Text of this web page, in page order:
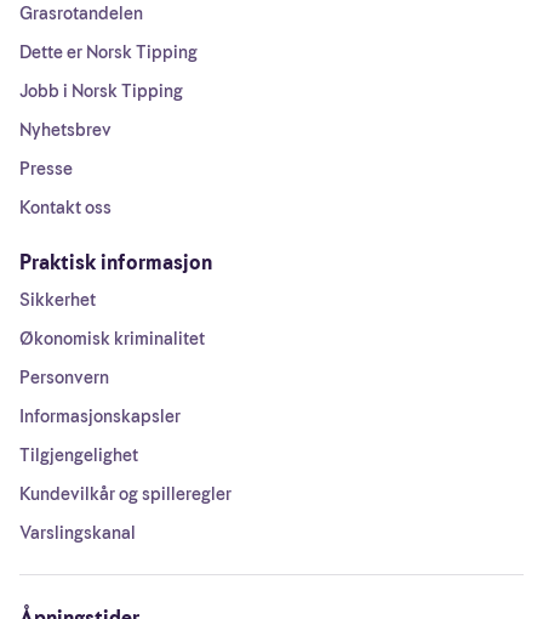
Grasrotandelen
Dette er Norsk Tipping
Jobb i Norsk Tipping
Nyhetsbrev
Presse
Kontakt oss
Praktisk informasjon
Sikkerhet
Økonomisk kriminalitet
Personvern
Informasjonskapsler
Tilgjengelighet
Kundevilkår og spilleregler
Varslingskanal